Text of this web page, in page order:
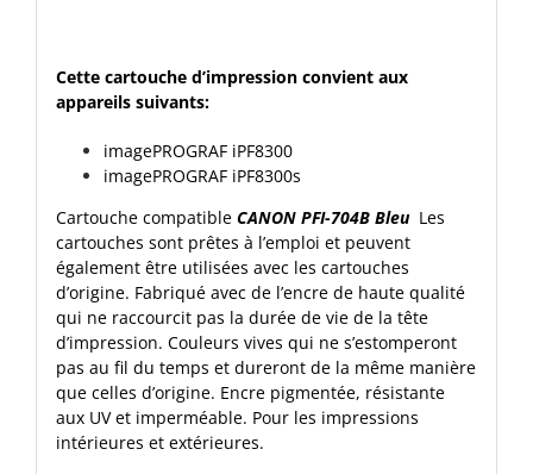
Cette cartouche d’impression convient aux
appareils suivants:
imagePROGRAF iPF8300
imagePROGRAF iPF8300s
Cartouche compatible CANON PFI-704B BleuLes
cartouches sont prêtes à l’emploi et peuvent
également être utilisées avec les cartouches
d’origine. Fabriqué avec de l’encre de haute qualité
qui ne raccourcit pas la durée de vie de la tête
d’impression. Couleurs vives qui ne s’estomperont
pas au fil du temps et dureront de la même manière
que celles d’origine. Encre pigmentée, résistante
aux UV et imperméable. Pour les impressions
intérieures et extérieures.